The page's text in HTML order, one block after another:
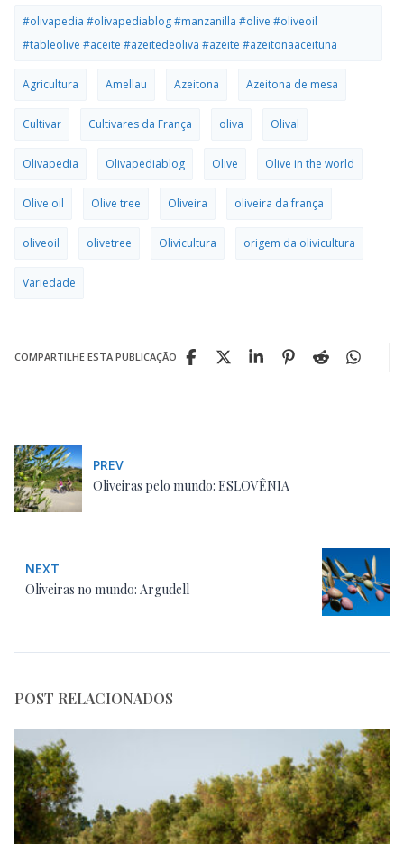
#olivapedia #olivapediablog #manzanilla #olive #oliveoil
#tableolive #aceite #azeitedeoliva #azeite #azeitonaaceituna
Agricultura Amellau Azeitona Azeitona de mesa
Cultivar Cultivares da França oliva Olival
Olivapedia Olivapediablog Olive Olive in the world
Olive oil Olive tree Oliveira oliveira da frança
oliveoil olivetree Olivicultura origem da olivicultura
Variedade
COMPARTILHE ESTA PUBLICAÇÃO
PREV
Oliveiras pelo mundo: ESLOVÊNIA
NEXT
Oliveiras no mundo: Argudell
POST RELACIONADOS